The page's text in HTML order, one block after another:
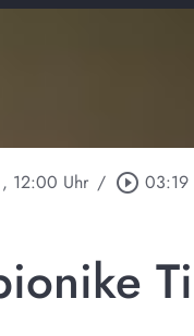
, 12:00 Uhr / play_circle_outline 03:19